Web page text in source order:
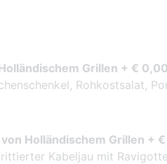
Grillen + €
Rohkostsalat,
Holländischem Grillen +
Kabeljau mit